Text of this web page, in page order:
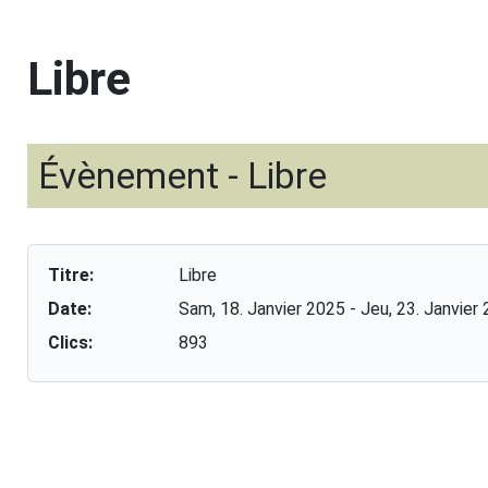
Libre
Évènement - Libre
Titre:
Libre
Date:
Sam, 18. Janvier 2025 - Jeu, 23. Janvier
Clics:
893